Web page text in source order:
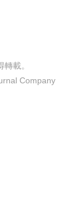
載。
Company